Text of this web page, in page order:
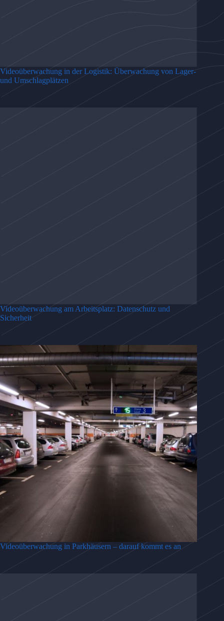
Videoüberwachung in der Logistik: Überwachung von Lager-
und Umschlagplätzen
Videoüberwachung am Arbeitsplatz: Datenschutz und
Sicherheit
Videoüberwachung in Parkhäusern – darauf kommt es an